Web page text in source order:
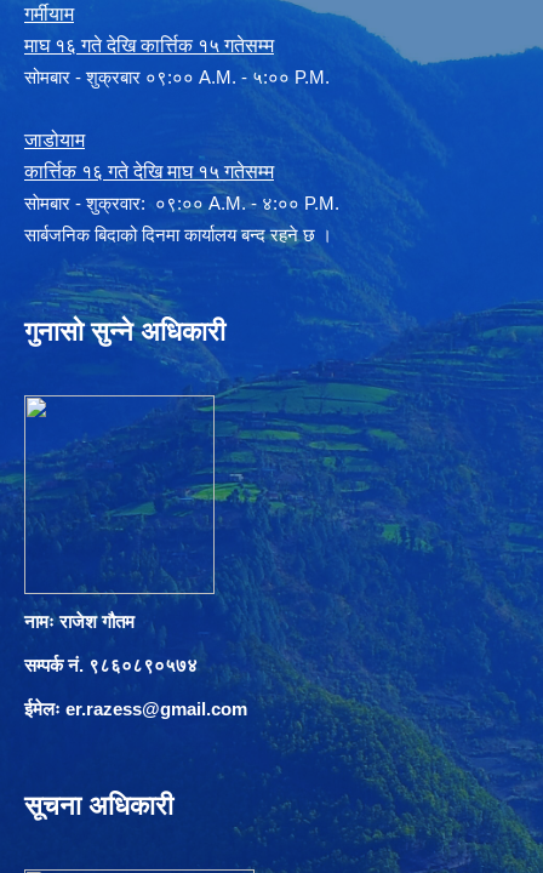
गर्मीयाम
माघ १६ गते देखि कार्त्तिक १५ गतेसम्म
सोमबार - शुक्रबार ०९:०० A.M. - ५:०० P.M.
जाडोयाम
कार्त्तिक १६ गते देखि माघ १५ गतेसम्म
साेमबार - शुक्रवार: ०९:०० A.M. - ४:०० P.M.
सार्बजनिक बिदाको दिनमा कार्यालय बन्द रहने छ ।
गुनासो सुन्ने अधिकारी
नामः राजेश गौतम
सम्पर्क नं. ९८६०८९०५७४
ईमेलः er.razess@gmail.com
सूचना अधिकारी